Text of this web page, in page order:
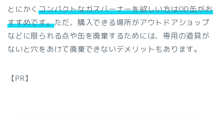
とにかくコンパクトなガスバーナーを欲しい方はOD缶がお
すすめです。ただ、購入できる場所がアウトドアショップ
などに限られる点や缶を廃棄するためには、専用の道具が
ないと穴をあけて廃棄できないデメリットもあります。
【PR】